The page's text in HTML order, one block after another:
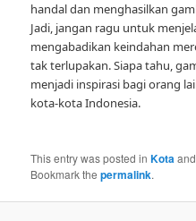
handal dan menghasilkan
Jadi, jangan ragu untuk
mengabadikan keindahan
tak terlupakan. Siapa tahu,
menjadi inspirasi bagi orang
kota-kota Indonesia.
This entry was posted inKota
Bookmark thepermalink.